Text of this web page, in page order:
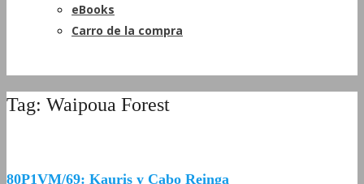
eBooks
Carro de la compra
Tag: Waipoua Forest
80P1VM/69: Kauris y Cabo Reinga